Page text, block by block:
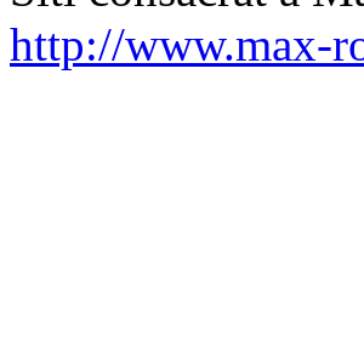
http://www.max-